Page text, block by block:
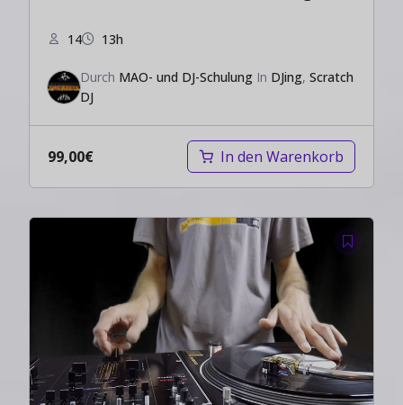
14 13h
Durch MAO- und DJ-Schulung In DJing, Scratch
DJ
99,00€ In den Warenkorb